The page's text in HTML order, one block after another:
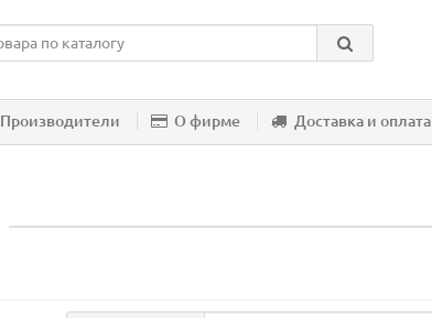
Производители О фирме Доставка и оплата